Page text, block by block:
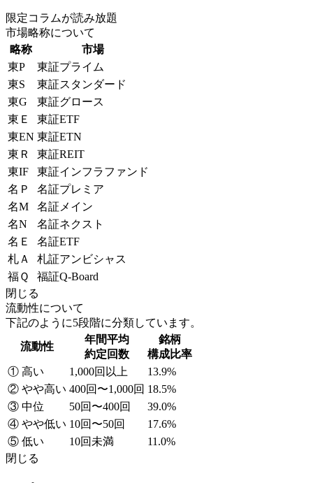
限定コラムが読み放題
市場略称について
略称
市場
東P
東証プライム
東S
東証スタンダード
東G
東証グロース
東Ｅ
東証ETF
東EN 東証ETN
東Ｒ
東証REIT
東IF
東証インフラファンド
名Ｐ
名証プレミア
名M
名証メイン
名N
名証ネクスト
名Ｅ
名証ETF
札Ａ
札証アンビシャス
福Ｑ
福証Q-Board
閉じる
流動性について
下記のように5段階に分類しています。
流動性
年間平均
約定回数
銘柄
構成比率
① 高い
1,000回以上
13.9%
② やや高い 400回〜1,000回 18.5%
③ 中位
50回〜400回
39.0%
④ やや低い 10回〜50回
17.6%
⑤ 低い
10回未満
11.0%
閉じる